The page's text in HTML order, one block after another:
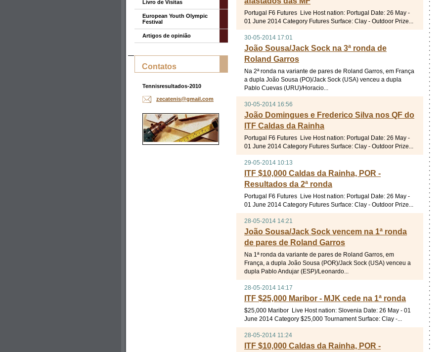
Portugal F6 Futures Live Host nation: Portugal Date: 26 May -
01 June 2014 Category Futures Surface: Clay - Outdoor Prize...
30-05-2014 17:01
João Sousa/Jack Sock na 3ª ronda de
Roland Garros
Na 2ª ronda na variante de pares de Roland Garros, em França
a dupla João Sousa (PO)/Jack Sock (USA) venceu a dupla
Pablo Cuevas (URU)/Horacio...
30-05-2014 16:56
João Domingues e Frederico Silva nos QF do
ITF Caldas da Rainha
Portugal F6 Futures Live Host nation: Portugal Date: 26 May -
01 June 2014 Category Futures Surface: Clay - Outdoor Prize...
29-05-2014 10:13
ITF $10,000 Caldas da Rainha, POR -
Resultados da 2ª ronda
Portugal F6 Futures Live Host nation: Portugal Date: 26 May -
01 June 2014 Category Futures Surface: Clay - Outdoor Prize...
28-05-2014 14:21
João Sousa/Jack Sock vencem na 1ª ronda
de pares de Roland Garros
Na 1ª ronda da variante de pares de Roland Garros, em
França, a dupla João Sousa (POR)/Jack Sock (USA) venceu a
dupla Pablo Andujar (ESP)/Leonardo...
28-05-2014 14:17
ITF $25,000 Maribor - MJK cede na 1ª ronda
$25,000 Maribor Live Host nation: Slovenia Date: 26 May - 01
June 2014 Category $25,000 Tournament Surface: Clay -...
28-05-2014 11:24
ITF $10,000 Caldas da Rainha, POR -
Livro de Visitas
European Youth Olympic
Festival
Artigos de opinião
Contatos
Tennisresultados-2010
zecatenis@gmail.com